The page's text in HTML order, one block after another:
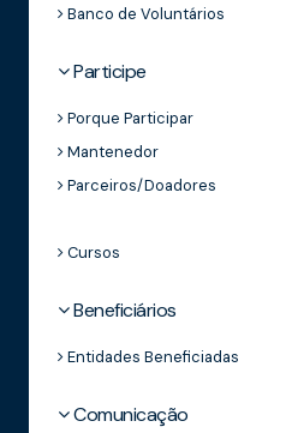
Banco de Voluntários
Participe
Porque Participar
Mantenedor
Parceiros/Doadores
Cursos
Beneficiários
Entidades Beneficiadas
Comunicação